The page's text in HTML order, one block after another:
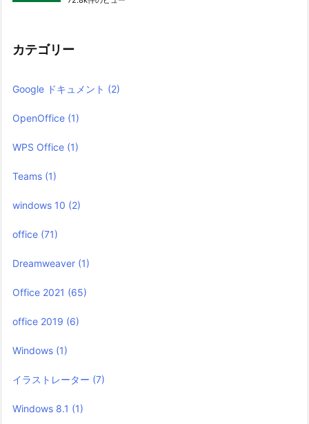
カテゴリー
Google ドキュメント (2)
OpenOffice (1)
WPS Office (1)
Teams (1)
windows 10 (2)
office (71)
Dreamweaver (1)
Office 2021 (65)
office 2019 (6)
Windows (1)
イラストレーター (7)
Windows 8.1 (1)